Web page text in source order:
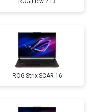
ROG Flow Z13
ROG Strix SCAR 16